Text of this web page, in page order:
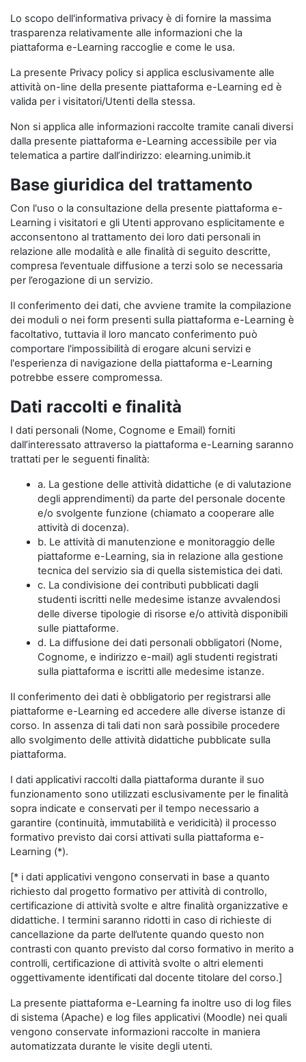
Lo scopo dell'informativa privacy è di fornire la massima
trasparenza relativamente alle informazioni che la
piattaforma e-Learning raccoglie e come le usa.
La presente Privacy policy si applica esclusivamente alle
attività on-line della presente piattaforma e-Learning ed è
valida per i visitatori/Utenti della stessa.
Non si applica alle informazioni raccolte tramite canali diversi
dalla presente piattaforma e-Learning accessibile per via
telematica a partire dall’indirizzo: elearning.unimib.it
Base giuridica del trattamento
Con l'uso o la consultazione della presente piattaforma e-
Learning i visitatori e gli Utenti approvano esplicitamente e
acconsentono al trattamento dei loro dati personali in
relazione alle modalità e alle finalità di seguito descritte,
compresa l’eventuale diffusione a terzi solo se necessaria
per l’erogazione di un servizio.
Il conferimento dei dati, che avviene tramite la compilazione
dei moduli o nei form presenti sulla piattaforma e-Learning è
facoltativo, tuttavia il loro mancato conferimento può
comportare l'impossibilità di erogare alcuni servizi e
l'esperienza di navigazione della piattaforma e-Learning
potrebbe essere compromessa.
Dati raccolti e finalità
I dati personali (Nome, Cognome e Email) forniti
dall’interessato attraverso la piattaforma e-Learning saranno
trattati per le seguenti finalità:
a. La gestione delle attività didattiche (e di valutazione
degli apprendimenti) da parte del personale docente
e/o svolgente funzione (chiamato a cooperare alle
attività di docenza).
b. Le attività di manutenzione e monitoraggio delle
piattaforme e-Learning, sia in relazione alla gestione
tecnica del servizio sia di quella sistemistica dei dati.
c. La condivisione dei contributi pubblicati dagli
studenti iscritti nelle medesime istanze avvalendosi
delle diverse tipologie di risorse e/o attività disponibili
sulle piattaforme.
d. La diffusione dei dati personali obbligatori (Nome,
Cognome, e indirizzo e-mail) agli studenti registrati
sulla piattaforma e iscritti alle medesime istanze.
Il conferimento dei dati è obbligatorio per registrarsi alle
piattaforme e-Learning ed accedere alle diverse istanze di
corso. In assenza di tali dati non sarà possibile procedere
allo svolgimento delle attività didattiche pubblicate sulla
piattaforma.
I dati applicativi raccolti dalla piattaforma durante il suo
funzionamento sono utilizzati esclusivamente per le finalità
sopra indicate e conservati per il tempo necessario a
garantire (continuità, immutabilità e veridicità) il processo
formativo previsto dai corsi attivati sulla piattaforma e-
Learning (*).
[* i dati applicativi vengono conservati in base a quanto
richiesto dal progetto formativo per attività di controllo,
certificazione di attività svolte e altre finalità organizzative e
didattiche. I termini saranno ridotti in caso di richieste di
cancellazione da parte dell’utente quando questo non
contrasti con quanto previsto dal corso formativo in merito a
controlli, certificazione di attività svolte o altri elementi
oggettivamente identificati dal docente titolare del corso.]
La presente piattaforma e-Learning fa inoltre uso di log files
di sistema (Apache) e log files applicativi (Moodle) nei quali
vengono conservate informazioni raccolte in maniera
automatizzata durante le visite degli utenti.